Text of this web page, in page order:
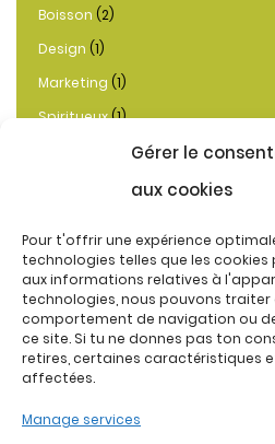
Gérer le
aux cookies
Pour t'offrir une expérience
technologies telles que les
aux informations relatives à
technologies, nous pouvons traiter
comportement de navigation ou
ce site. Si tu ne donnes pas ton
retires, certaines caractéristiques
affectées.
Manage services
Boisson (2)
Design (1)
Marketing (1)
Spiritueux(1)
Interior Mic Drop
Studio Villa
Instagram